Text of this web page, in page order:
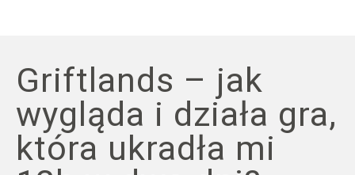
Griftlands – jak
wygląda i działa gra,
która ukradła mi